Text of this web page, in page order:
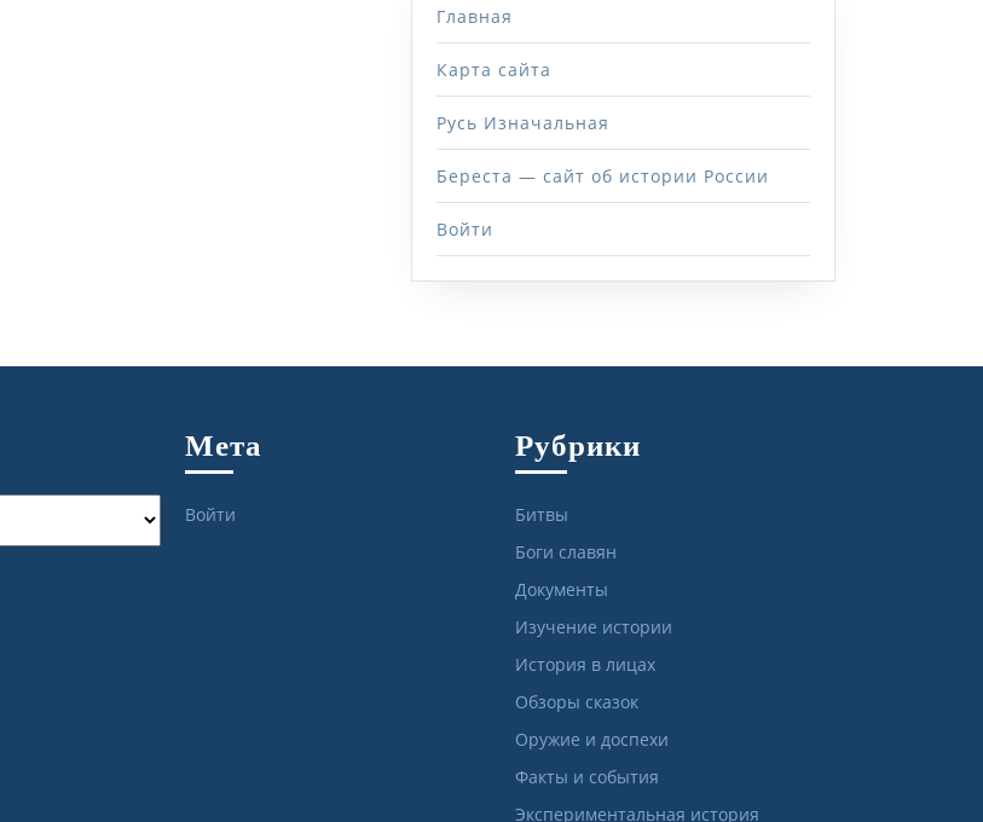
Главная
Карта сайта
Русь Изначальная
Береста — сайт об истории России
Войти
Мета
Войти
Рубрики
Битвы
Боги славян
Документы
Изучение истории
История в лицах
Обзоры сказок
Оружие и доспехи
Факты и события
Экспериментальная история